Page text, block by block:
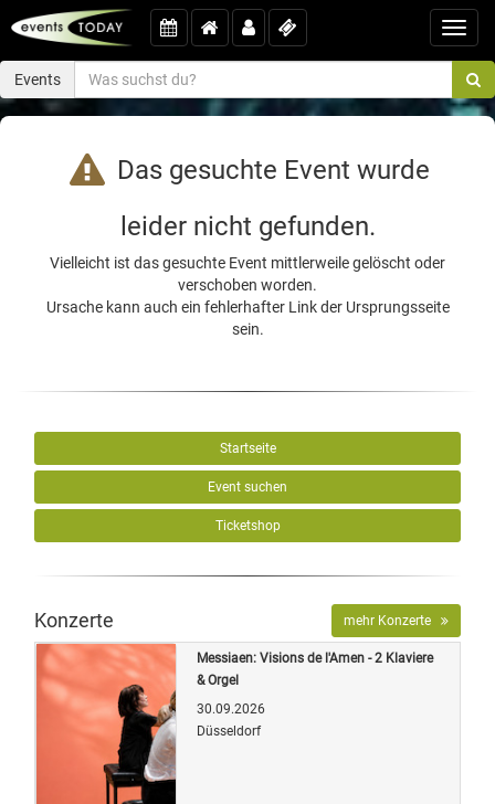
Events
Das gesuchte Event wurde
leider nicht gefunden.
Vielleicht ist das gesuchte Event mittlerweile gelöscht oder
verschoben worden.
Ursache kann auch ein fehlerhafter Link der Ursprungsseite
sein.
Startseite
Event suchen
Ticketshop
Konzerte mehr Konzerte
Messiaen: Visions de l'Amen - 2 Klaviere
& Orgel
30.09.2026
Düsseldorf